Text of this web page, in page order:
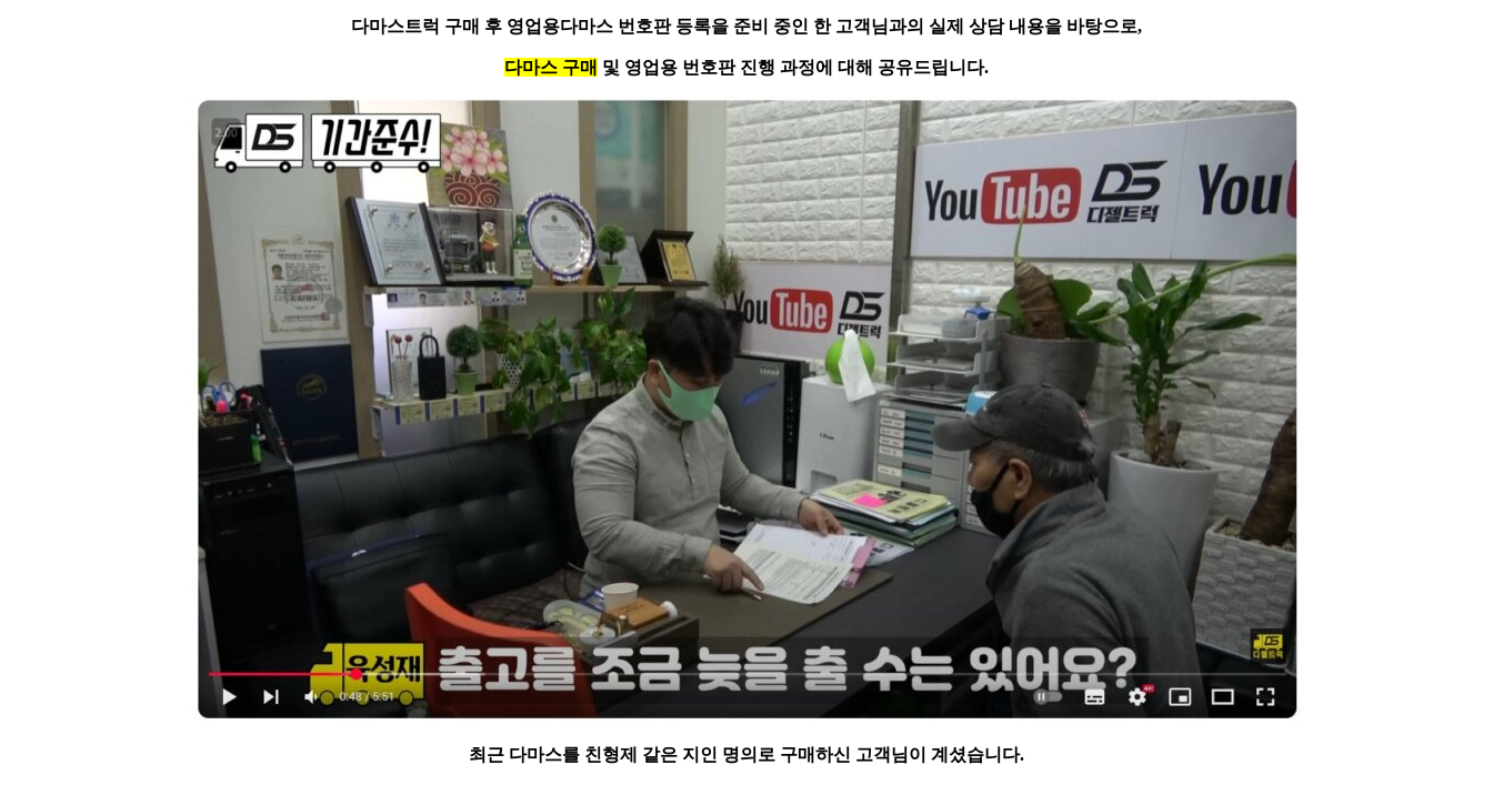
다마스트럭 구매 후 영업용다마스 번호판 등록을 준비 중인 한 고객님과의 실제 상담 내용을 바탕으로,
다마스 구매 및 영업용 번호판 진행 과정에 대해 공유드립니다.
최근 다마스를 친형제 같은 지인 명의로 구매하신 고객님이 계셨습니다.